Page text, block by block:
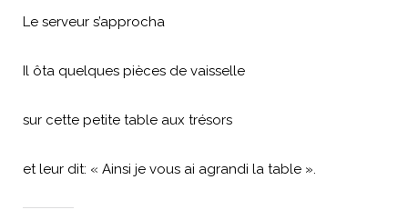
Le serveur s’approcha
Il ôta quelques pièces de vaisselle
sur cette petite table aux trésors
et leur dit: « Ainsi je vous ai agrandi la table ».